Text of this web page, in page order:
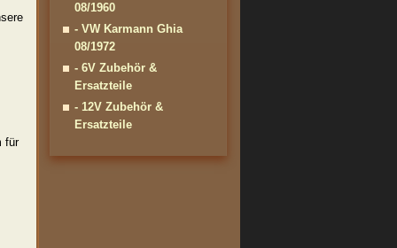
für
08/1960
- VW Karmann Ghia
08/1972
- 6V Zubehör &
Ersatzteile
- 12V Zubehör &
Ersatzteile